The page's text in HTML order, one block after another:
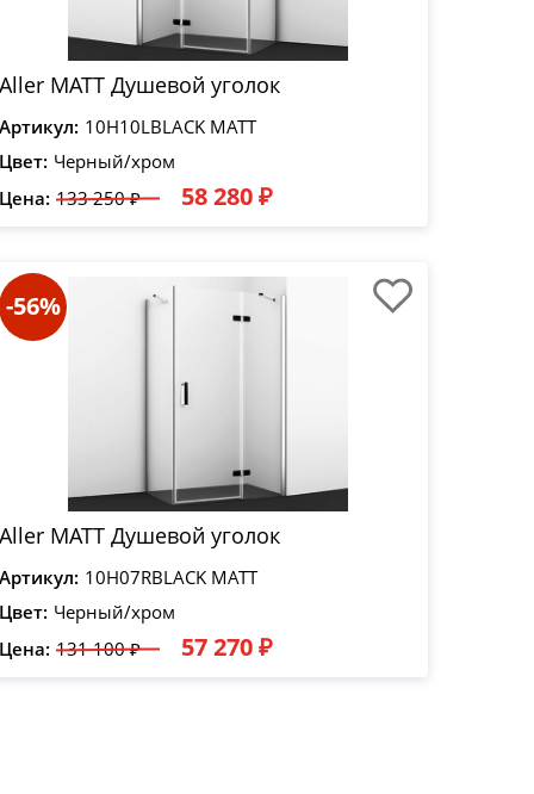
Aller MATT Душевой уголок
Артикул: 10H10LBLACK MATT
Цвет: Черный/хром
Цена: 133 250 ₽ 58 280 ₽
-56%
Aller MATT Душевой уголок
Артикул: 10H07RBLACK MATT
Цвет: Черный/хром
Цена: 131 100 ₽ 57 270 ₽